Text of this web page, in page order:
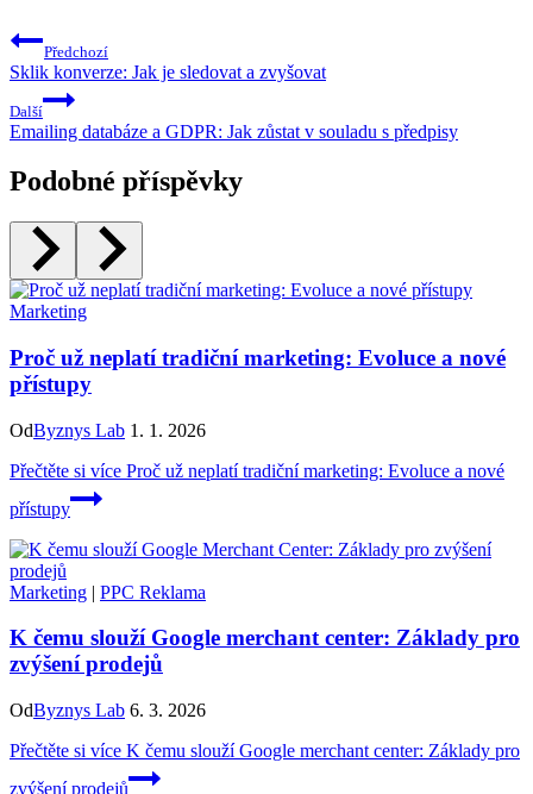
Předchozí
Sklik konverze: Jak je sledovat a zvyšovat
Další
Emailing databáze a GDPR: Jak zůstat v souladu s předpisy
Podobné příspěvky
Marketing
Proč už neplatí tradiční marketing: Evoluce a nové
přístupy
OdByznys Lab 1. 1. 2026
Přečtěte si více Proč už neplatí tradiční marketing: Evoluce a nové
přístupy
Marketing | PPC Reklama
K čemu slouží Google merchant center: Základy pro
zvýšení prodejů
OdByznys Lab 6. 3. 2026
Přečtěte si více K čemu slouží Google merchant center: Základy pro
zvýšení prodejů